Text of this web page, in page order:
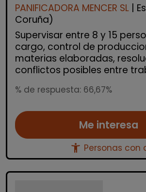
PANIFICADORA MENCER SL |
Coruña)
Supervisar entre 8 y 15
cargo, control de
materias elaboradas,
conflictos posibles entre
% de respuesta: 66,67%
Me interesa
accessibility_new Personas